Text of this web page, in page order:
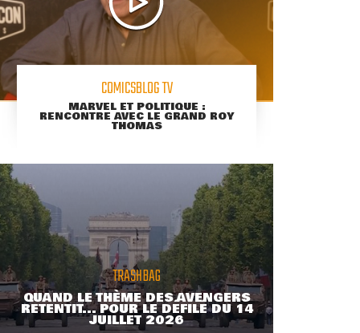
COMICSBLOG TV
MARVEL ET POLITIQUE :
RENCONTRE AVEC LE GRAND ROY
THOMAS
TRASHBAG
QUAND LE THÈME DES AVENGERS
RETENTIT... POUR LE DÉFILÉ DU 14
JUILLET 2026